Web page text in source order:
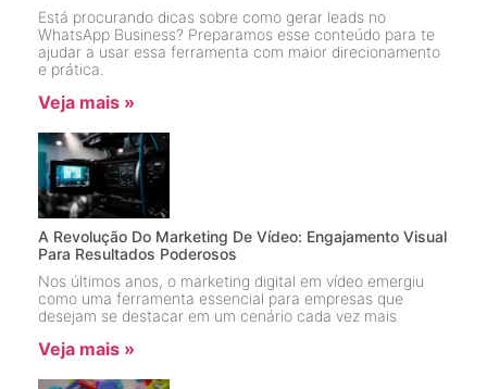
Está procurando dicas sobre como gerar leads no
WhatsApp Business? Preparamos esse conteúdo para te
ajudar a usar essa ferramenta com maior direcionamento
e prática.
Veja mais »
A Revolução Do Marketing De Vídeo: Engajamento Visual
Para Resultados Poderosos
Nos últimos anos, o marketing digital em vídeo emergiu
como uma ferramenta essencial para empresas que
desejam se destacar em um cenário cada vez mais
Veja mais »